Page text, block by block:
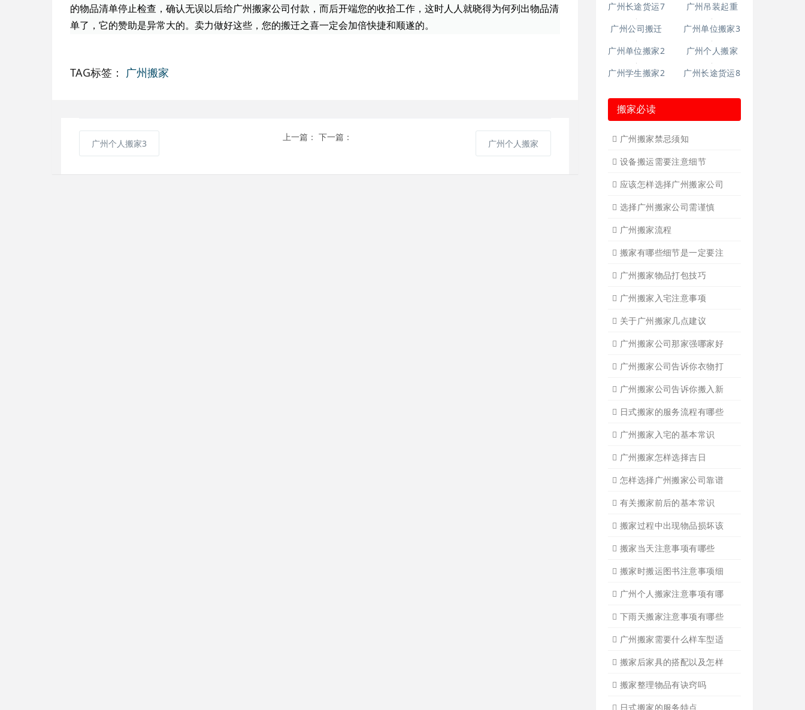
的物品清单停止检查，确认无误以后给广州搬家公司付款，而后开端您的收拾工作，这时人人就晓得为何列出物品清
单了，它的赞助是异常大的。卖力做好这些，您的搬迁之喜一定会加倍快捷和顺遂的。
TAG标签： 广州搬家
上一篇：
广州个人搬家3
下一篇：
广州个人搬家
广州长途货运7
广州吊装起重
广州公司搬迁
广州单位搬家3
广州单位搬家2
广州个人搬家
广州学生搬家2
广州长途货运8
搬家必读
广州搬家禁忌须知
设备搬运需要注意细节
应该怎样选择广州搬家公司
选择广州搬家公司需谨慎
广州搬家流程
搬家有哪些细节是一定要注
广州搬家物品打包技巧
广州搬家入宅注意事项
关于广州搬家几点建议
广州搬家公司那家强哪家好
广州搬家公司告诉你衣物打
广州搬家公司告诉你搬入新
日式搬家的服务流程有哪些
广州搬家入宅的基本常识
广州搬家怎样选择吉日
怎样选择广州搬家公司靠谱
有关搬家前后的基本常识
搬家过程中出现物品损坏该
搬家当天注意事项有哪些
搬家时搬运图书注意事项细
广州个人搬家注意事项有哪
下雨天搬家注意事项有哪些
广州搬家需要什么样车型适
搬家后家具的搭配以及怎样
搬家整理物品有诀窍吗
日式搬家的服务特点